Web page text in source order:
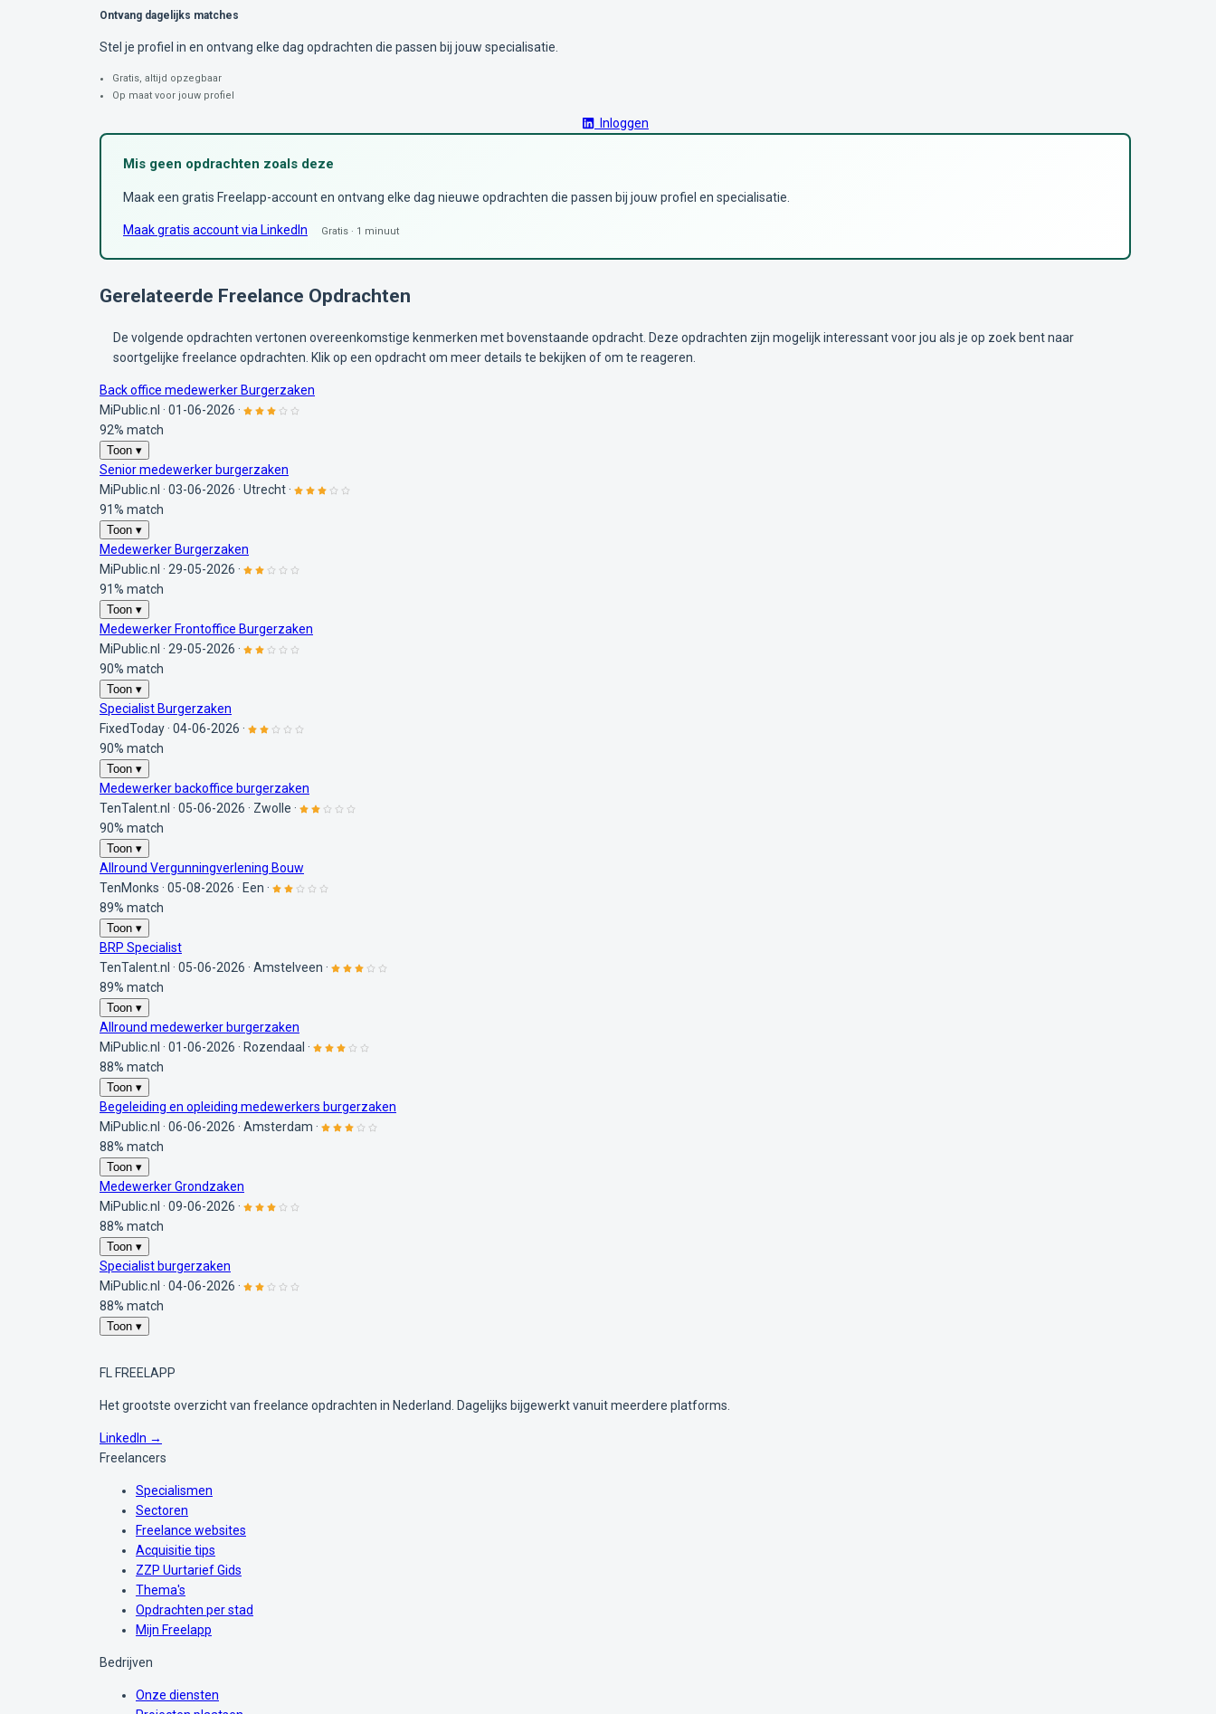
Ontvang dagelijks matches
Stel je profiel in en ontvang elke dag opdrachten die passen bij jouw specialisatie.
Gratis, altijd opzegbaar
Op maat voor jouw profiel
Inloggen
Mis geen opdrachten zoals deze
Maak een gratis Freelapp-account en ontvang elke dag nieuwe opdrachten die passen bij jouw profiel en specialisatie.
Maak gratis account via LinkedIn Gratis · 1 minuut
Gerelateerde Freelance Opdrachten
De volgende opdrachten vertonen overeenkomstige kenmerken met bovenstaande opdracht. Deze opdrachten zijn mogelijk interessant voor jou als je op zoek bent naar
soortgelijke freelance opdrachten. Klik op een opdracht om meer details te bekijken of om te reageren.
Back office medewerker Burgerzaken
MiPublic.nl · 01-06-2026 ·
92% match
Toon ▾
Senior medewerker burgerzaken
MiPublic.nl · 03-06-2026 · Utrecht ·
91% match
Toon ▾
Medewerker Burgerzaken
MiPublic.nl · 29-05-2026 ·
91% match
Toon ▾
Medewerker Frontoffice Burgerzaken
MiPublic.nl · 29-05-2026 ·
90% match
Toon ▾
Specialist Burgerzaken
FixedToday · 04-06-2026 ·
90% match
Toon ▾
Medewerker backoffice burgerzaken
TenTalent.nl · 05-06-2026 · Zwolle ·
90% match
Toon ▾
Allround Vergunningverlening Bouw
TenMonks · 05-08-2026 · Een ·
89% match
Toon ▾
BRP Specialist
TenTalent.nl · 05-06-2026 · Amstelveen ·
89% match
Toon ▾
Allround medewerker burgerzaken
MiPublic.nl · 01-06-2026 · Rozendaal ·
88% match
Toon ▾
Begeleiding en opleiding medewerkers burgerzaken
MiPublic.nl · 06-06-2026 · Amsterdam ·
88% match
Toon ▾
Medewerker Grondzaken
MiPublic.nl · 09-06-2026 ·
88% match
Toon ▾
Specialist burgerzaken
MiPublic.nl · 04-06-2026 ·
88% match
Toon ▾
FL FREELAPP
Het grootste overzicht van freelance opdrachten in Nederland. Dagelijks bijgewerkt vanuit meerdere platforms.
LinkedIn →
Freelancers
Specialismen
Sectoren
Freelance websites
Acquisitie tips
ZZP Uurtarief Gids
Thema's
Opdrachten per stad
Mijn Freelapp
Bedrijven
Onze diensten